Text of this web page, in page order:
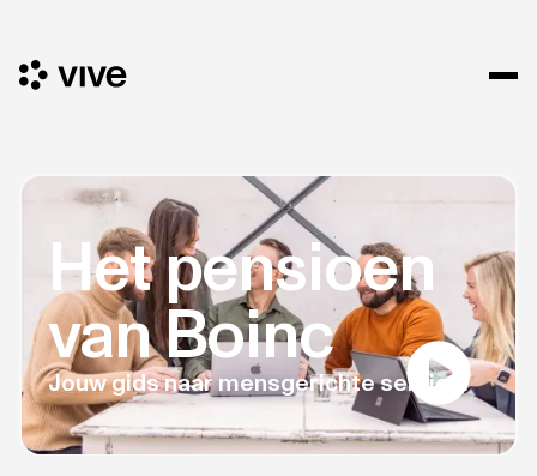
Het pensioen
van Boinc
Jouw gids naar mensgerichte service.